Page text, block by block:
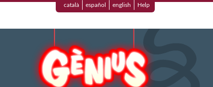
català español english Help